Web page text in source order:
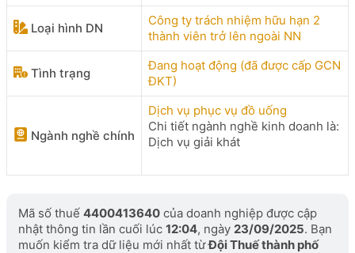
Loại hình DN
Công ty trách nhiệm hữu hạn 2
thành viên trở lên ngoài NN
Tình trạng
Đang hoạt động (đã được cấp GCN
ĐKT)
Ngành nghề chính
Dịch vụ phục vụ đồ uống
Chi tiết ngành nghề kinh doanh là:
Dịch vụ giải khát
Mã số thuế 4400413640 của doanh nghiệp được cập
nhật thông tin lần cuối lúc 12:04, ngày 23/09/2025. Bạn
muốn kiểm tra dữ liệu mới nhất từĐội Thuế thành phố